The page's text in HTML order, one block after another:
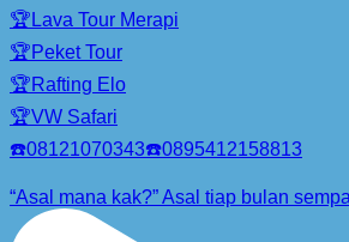
🏆Lava Tour Merapi
🏆Peket Tour
🏆Rafting Elo
🏆VW Safari
☎️08121070343☎️0895412158813
“Asal mana kak?” Asal tiap bulan